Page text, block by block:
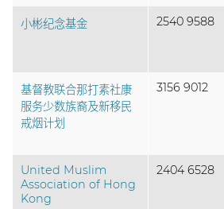
小彬纪念基金 2540 9588
基督教联合那打素社康
服务少数族裔及新移民
戒烟计划
3156 9012
United Muslim
Association of Hong
Kong
2404 6528